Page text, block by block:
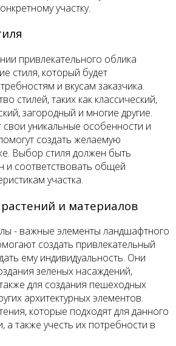
участку.
привлекательного облика
стиля, который будет
и вкусам заказчика.
стилей, таких как классический,
загородный и многие другие.
уникальные особенности и
создать желаемую
Выбор стиля должен быть
и соответствовать общей
участка.
и материалов
- важные элементы ландшафтного
создать привлекательный
ему индивидуальность. Они
зеленых насаждений,
для создания пешеходных
архитектурных элементов.
которые подходят для данного
а также учесть их потребности в